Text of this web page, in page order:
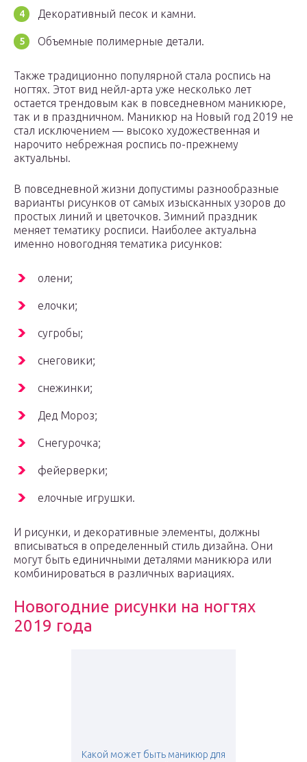
Декоративный песок и камни.
Объемные полимерные детали.
Также традиционно популярной стала роспись на
ногтях. Этот вид нейл-арта уже несколько лет
остается трендовым как в повседневном маникюре,
так и в праздничном. Маникюр на Новый год 2019 не
стал исключением — высоко художественная и
нарочито небрежная роспись по-прежнему
актуальны.
В повседневной жизни допустимы разнообразные
варианты рисунков от самых изысканных узоров до
простых линий и цветочков. Зимний праздник
меняет тематику росписи. Наиболее актуальна
именно новогодняя тематика рисунков:
олени;
елочки;
сугробы;
снеговики;
снежинки;
Дед Мороз;
Снегурочка;
фейерверки;
елочные игрушки.
И рисунки, и декоративные элементы, должны
вписываться в определенный стиль дизайна. Они
могут быть единичными деталями маникюра или
комбинироваться в различных вариациях.
Новогодние рисунки на ногтях
2019 года
Какой может быть маникюр для